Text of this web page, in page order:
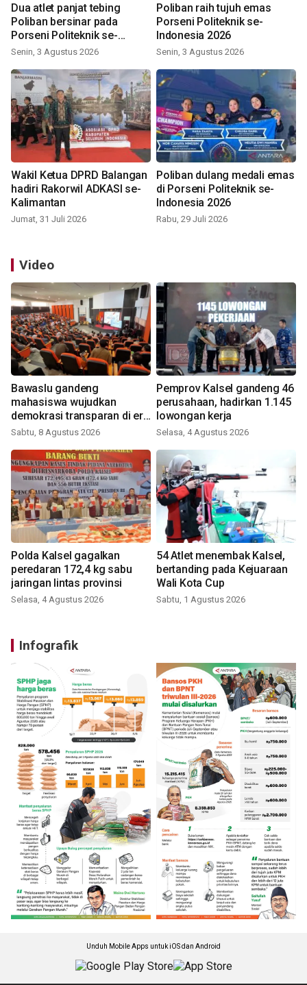
Dua atlet panjat tebing
Poliban bersinar pada
Porseni Politeknik se-
Indonesia 2026
Senin, 3 Agustus 2026
Poliban raih tujuh emas
Porseni Politeknik se-
Indonesia 2026
Senin, 3 Agustus 2026
Wakil Ketua DPRD Balangan
hadiri Rakorwil ADKASI se-
Kalimantan
Jumat, 31 Juli 2026
Poliban dulang medali emas
di Porseni Politeknik se-
Indonesia 2026
Rabu, 29 Juli 2026
Video
Bawaslu gandeng
mahasiswa wujudkan
demokrasi transparan di era
digital
Sabtu, 8 Agustus 2026
Pemprov Kalsel gandeng 46
perusahaan, hadirkan 1.145
lowongan kerja
Selasa, 4 Agustus 2026
Polda Kalsel gagalkan
peredaran 172,4 kg sabu
jaringan lintas provinsi
Selasa, 4 Agustus 2026
54 Atlet menembak Kalsel,
bertanding pada Kejuaraan
Wali Kota Cup
Sabtu, 1 Agustus 2026
Infografik
Unduh Mobile Apps untuk iOS dan Android